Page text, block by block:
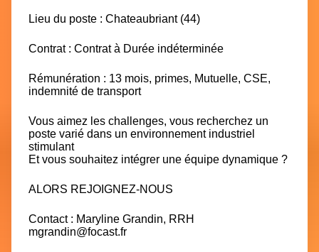
Lieu du poste : Chateaubriant (44)
Contrat : Contrat à Durée indéterminée
Rémunération : 13 mois, primes, Mutuelle, CSE,
indemnité de transport
Vous aimez les challenges, vous recherchez un
poste varié dans un environnement industriel
stimulant
Et vous souhaitez intégrer une équipe dynamique ?
ALORS REJOIGNEZ-NOUS
Contact : Maryline Grandin, RRH
mgrandin@focast.fr